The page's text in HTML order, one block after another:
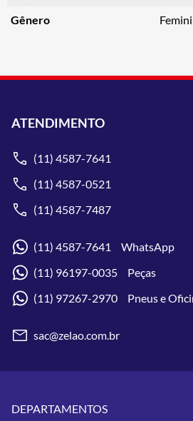
Gênero
ATENDIMENTO
(11) 4587-7641
(11) 4587-0521
(11) 4587-7487
(11) 4587-7641 WhatsApp
(11) 96197-0035 Peças
(11) 97267-2970 Pneus e
sac@zelao.com.br
DEPARTAMENTOS